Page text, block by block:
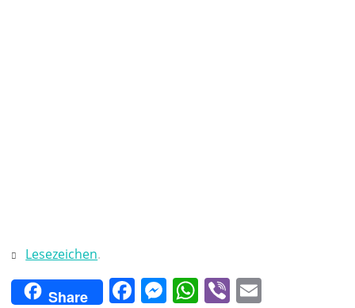
Lesezeichen.
Share Facebook
Messenger
WhatsApp
Viber